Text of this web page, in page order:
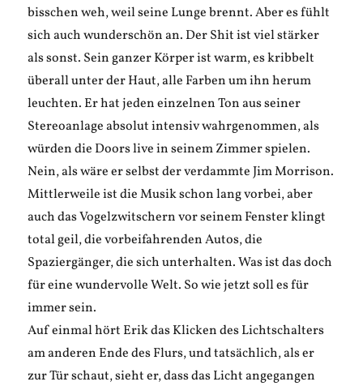
bisschen weh, weil seine Lunge brennt. Aber es fühlt
sich auch wunderschön an. Der Shit ist viel stärker
als sonst. Sein ganzer Körper ist warm, es kribbelt
überall unter der Haut, alle Farben um ihn herum
leuchten. Er hat jeden einzelnen Ton aus seiner
Stereoanlage absolut intensiv wahrgenommen, als
würden die Doors live in seinem Zimmer spielen.
Nein, als wäre er selbst der verdammte Jim Morrison.
Mittlerweile ist die Musik schon lang vorbei, aber
auch das Vogelzwitschern vor seinem Fenster klingt
total geil, die vorbeifahrenden Autos, die
Spaziergänger, die sich unterhalten. Was ist das doch
für eine wundervolle Welt. So wie jetzt soll es für
immer sein.
Auf einmal hört Erik das Klicken des Lichtschalters
am anderen Ende des Flurs, und tatsächlich, als er
zur Tür schaut, sieht er, dass das Licht angegangen